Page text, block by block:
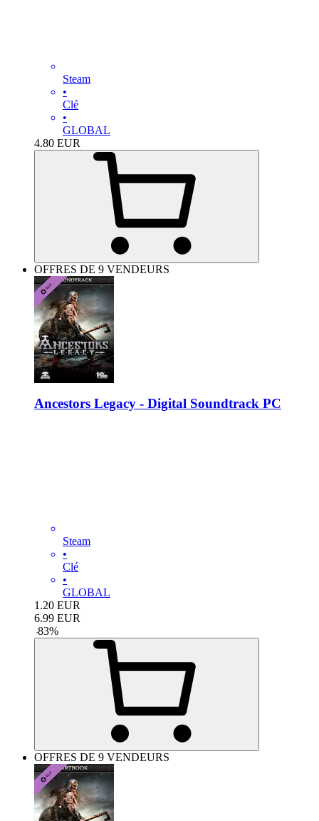
Steam
•
Clé
•
GLOBAL
4.80 EUR
OFFRES DE 9 VENDEURS
Ancestors Legacy - Digital Soundtrack PC
Steam
•
Clé
•
GLOBAL
1.20 EUR
6.99 EUR
-83%
OFFRES DE 9 VENDEURS